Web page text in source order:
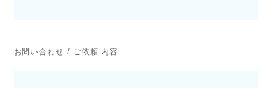
お問い合わせ / ご依頼 内容